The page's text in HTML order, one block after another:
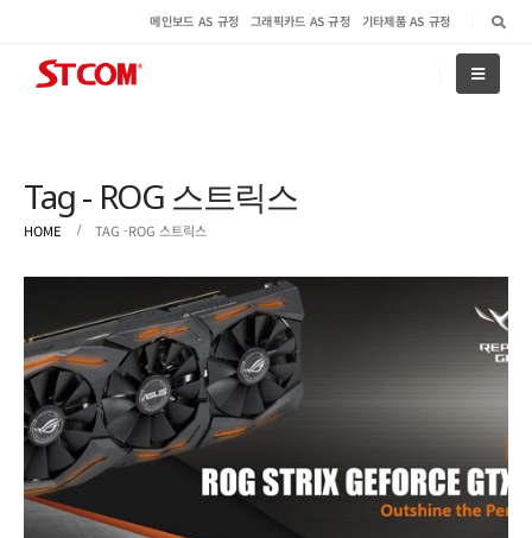
메인보드 AS 규정 그래픽카드 AS 규정 기타제품 AS 규정
Tag - ROG 스트릭스
HOME TAG -ROG 스트릭스